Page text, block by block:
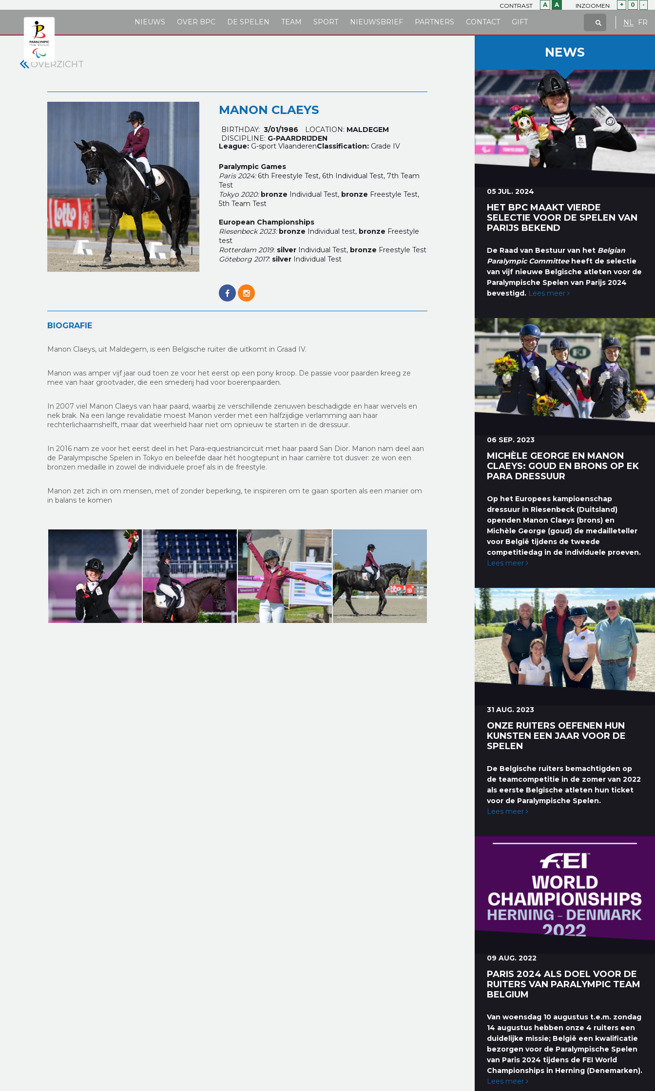
CONTRAST A A INZOOMEN + 0 -
NL FR
NIEUWS OVER BPC DE SPELEN TEAM SPORT NIEUWSBRIEF PARTNERS CONTACT GIFT
OVERZICHT
MANON CLAEYS
BIRTHDAY: 3/01/1986 LOCATION: MALDEGEM
DISCIPLINE: G-PAARDRIJDEN
League: G-sport VlaanderenClassification: Grade IV
Paralympic Games
Paris 2024: 6th Freestyle Test, 6th Individual Test, 7th Team
Test
Tokyo 2020: bronze Individual Test, bronze Freestyle Test,
5th Team Test
European Championships
Riesenbeck 2023: bronze Individual test, bronze Freestyle
test
Rotterdam 2019: silver Individual Test, bronze Freestyle Test
Göteborg 2017: silver Individual Test
BIOGRAFIE
Manon Claeys, uit Maldegem, is een Belgische ruiter die uitkomt in Graad IV.
Manon was amper vijf jaar oud toen ze voor het eerst op een pony kroop. De passie voor paarden kreeg ze
mee van haar grootvader, die een smederij had voor boerenpaarden.
In 2007 viel Manon Claeys van haar paard, waarbij ze verschillende zenuwen beschadigde en haar wervels en
nek brak. Na een lange revalidatie moest Manon verder met een halfzijdige verlamming aan haar
rechterlichaamshelft, maar dat weerhield haar niet om opnieuw te starten in de dressuur.
In 2016 nam ze voor het eerst deel in het Para-equestriancircuit met haar paard San Dior. Manon nam deel aan
de Paralympische Spelen in Tokyo en beleefde daar hét hoogtepunt in haar carrière tot dusver: ze won een
bronzen medaille in zowel de individuele proef als in de freestyle.
Manon zet zich in om mensen, met of zonder beperking, te inspireren om te gaan sporten als een manier om
in balans te komen
NEWS
05 JUL. 2024
HET BPC MAAKT VIERDE
SELECTIE VOOR DE SPELEN VAN
PARIJS BEKEND
De Raad van Bestuur van het Belgian
Paralympic Committeeheeft de selectie
van vijf nieuwe Belgische atleten voor de
Paralympische Spelen van Parijs 2024
bevestigd. Lees meer
06 SEP. 2023
MICHÈLE GEORGE EN MANON
CLAEYS: GOUD EN BRONS OP EK
PARA DRESSUUR
Op het Europees kampioenschap
dressuur in Riesenbeck (Duitsland)
openden Manon Claeys (brons) en
Michèle George (goud) de medailleteller
voor België tijdens de tweede
competitiedag in de individuele proeven.
Lees meer
31 AUG. 2023
ONZE RUITERS OEFENEN HUN
KUNSTEN EEN JAAR VOOR DE
SPELEN
De Belgische ruiters bemachtigden op
de teamcompetitie in de zomer van 2022
als eerste Belgische atleten hun ticket
voor de Paralympische Spelen.
Lees meer
09 AUG. 2022
PARIS 2024 ALS DOEL VOOR DE
RUITERS VAN PARALYMPIC TEAM
BELGIUM
Van woensdag 10 augustus t.e.m. zondag
14 augustus hebben onze 4 ruiters een
duidelijke missie; België een kwalificatie
bezorgen voor de Paralympische Spelen
van Paris 2024 tijdens de FEI World
Championships in Herning (Denemarken).
Lees meer